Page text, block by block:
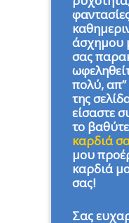
άσχημου
σας
πολύ, απ”
της
είσαστε
το
καρδιά
μου
καρδιά
σας!
Σας